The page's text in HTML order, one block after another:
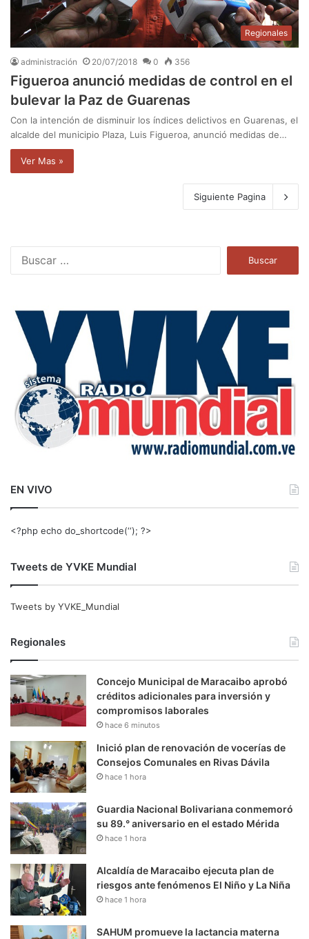
Regionales
administración 20/07/2018 0 356
Figueroa anunció medidas de control en el
bulevar la Paz de Guarenas
Con la intención de disminuir los índices delictivos en Guarenas, el
alcalde del municipio Plaza, Luis Figueroa, anunció medidas de…
Ver Mas »
Siguiente Pagina
a
EN VIVO
<?php echo do_shortcode(‘‘); ?>
Tweets de YVKE Mundial
Tweets by YVKE_Mundial
Regionales
Concejo Municipal de Maracaibo aprobó
créditos adicionales para inversión y
compromisos laborales
hace 6 minutos
Inició plan de renovación de vocerías de
Consejos Comunales en Rivas Dávila
hace 1 hora
Guardia Nacional Bolivariana conmemoró
su 89.° aniversario en el estado Mérida
hace 1 hora
Alcaldía de Maracaibo ejecuta plan de
riesgos ante fenómenos El Niño y La Niña
hace 1 hora
SAHUM promueve la lactancia materna